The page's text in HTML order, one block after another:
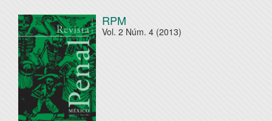
RPM
Vol. 2 Núm. 4 (2013)